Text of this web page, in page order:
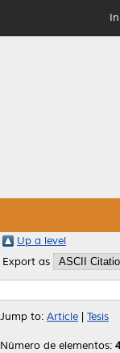
Up a level
Export as
Jump to: Article Tesis
Número de elementos: